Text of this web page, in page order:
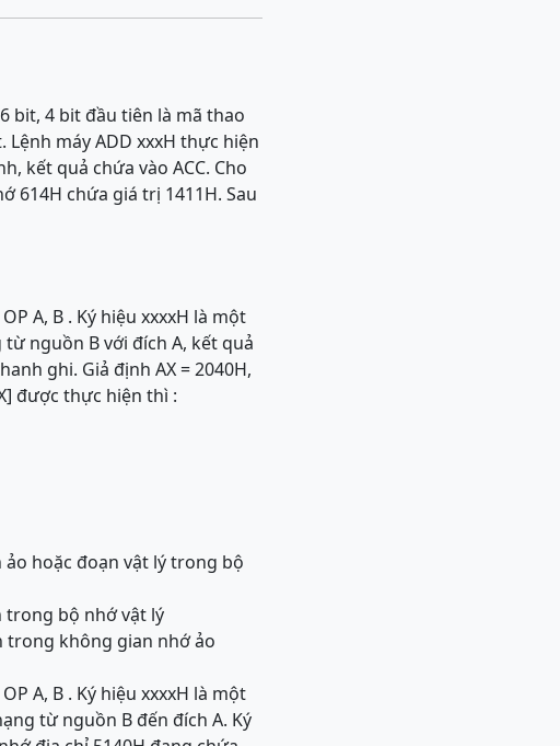
bit, 4 bit đầu tiên là mã thao
máy ADD xxxH thực hiện
kết quả chứa vào ACC. Cho
614H chứa giá trị 1411H. Sau
A, B . Ký hiệu xxxxH là một
nguồn B với đích A, kết quả
ghi. Giả định AX = 2040H,
được thực hiện thì :
hoặc đoạn vật lý trong bộ
trong bộ nhớ vật lý
trong không gian nhớ ảo
A, B . Ký hiệu xxxxH là một
từ nguồn B đến đích A. Ký